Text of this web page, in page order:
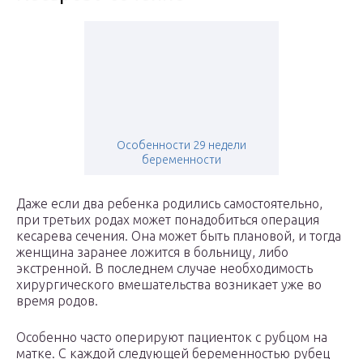
Особенности 29 недели
беременности
Даже если два ребенка родились самостоятельно,
при третьих родах может понадобиться операция
кесарева сечения. Она может быть плановой, и тогда
женщина заранее ложится в больницу, либо
экстренной. В последнем случае необходимость
хирургического вмешательства возникает уже во
время родов.
Особенно часто оперируют пациенток с рубцом на
матке. С каждой следующей беременностью рубец